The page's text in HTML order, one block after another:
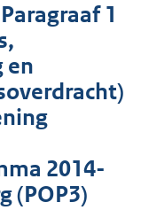
1
en
2014-
(POP3)